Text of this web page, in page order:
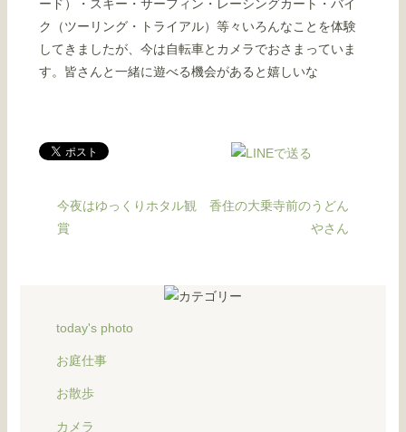
ード）・スキー・サーフィン・レーシングカート・バイ
ク（ツーリング・トライアル）等々いろんなことを体験
してきましたが、今は自転車とカメラでおさまっていま
す。皆さんと一緒に遊べる機会があると嬉しいな
今夜はゆっくりホタル観
賞
香住の大乗寺前のうどん
やさん
today's photo
お庭仕事
お散歩
カメラ